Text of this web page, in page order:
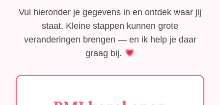
Vul hieronder je gegevens in en ontdek waar jij
staat. Kleine stappen kunnen grote
veranderingen brengen — en ik help je daar
graag bij.